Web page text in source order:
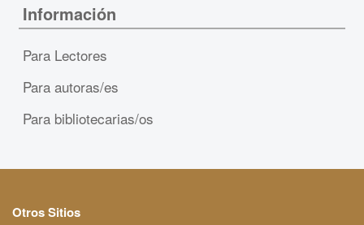
Información
Para Lectores
Para autoras/es
Para bibliotecarias/os
Otros Sitios